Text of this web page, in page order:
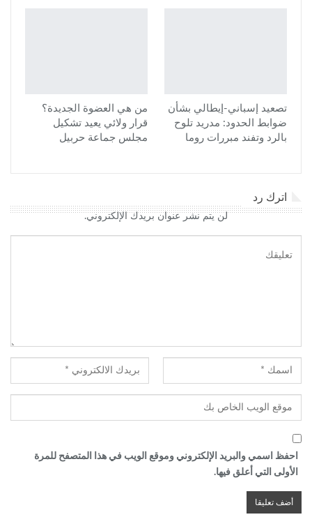
تصعيد إسباني-إيطالي بشأن
ضوابط الحدود: مدريد تلوح
بالرد وتفند مبررات روما
من هي العضوة الجديدة؟
قرار ولائي يعيد تشكيل
مجلس جماعة حربيل
اترك رد
لن يتم نشر عنوان بريدك الإلكتروني.
احفظ اسمي والبريد الإلكتروني وموقع الويب في هذا المتصفح للمرة
الأولى التي أعلق فيها.